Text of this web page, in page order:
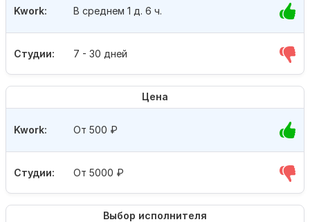
Студии: 7 - 30 дней
Kwork: В среднем 1 д. 6 ч.
Цена
Студии: От 5000 ₽
Kwork: От 500 ₽
Выбор исполнителя